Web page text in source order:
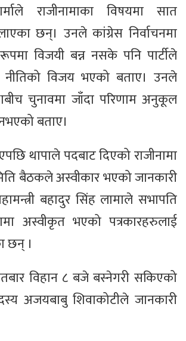
राजीनामाका विषयमा सात
छन्। उनले कांग्रेस निर्वाचनमा
विजयी बन्न नसके पनि पार्टीले
विजय भएको बताए। उनले
चुनावमा जाँदा परिणाम अनुकूल
बताए।
थापाले पदबाट दिएको राजीनामा
बैठकले अस्वीकार भएको जानकारी
बहादुर सिंह लामाले सभापति
अस्वीकृत भएको पत्रकारहरुलाई
छन् ।
विहान ८ बजे बस्नेगरी सकिएको
अजयबाबु शिवाकोटीले जानकारी